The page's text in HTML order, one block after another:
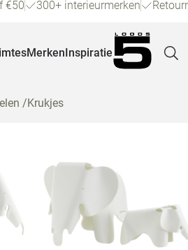
€50 300+ interieurmerken
MerkenInspiratie
/Krukjes